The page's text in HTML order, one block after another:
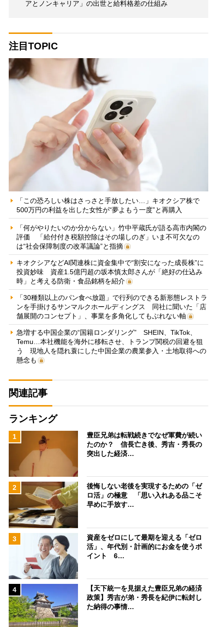
アとノンキャリア」の出世と給料格差の仕組み
注目TOPIC
「この恐ろしい株はさっさと手放したい…」キオクシア株で
500万円の利益を出した女性が“夢よもう一度”と再購入
「何がやりたいのか分からない」竹中平蔵氏が語る高市内閣の
評価 「給付付き税額控除はその場しのぎ」いま不可欠なの
は“社会保障制度の改革議論”と指摘
キオクシアなどAI関連株に資金集中で“割安になった成長株”に
投資妙味 資産1.5億円超の坂本慎太郎さんが「絶好の仕込み
時」と考える防衛・食品銘柄を紹介
「30種類以上のパン食べ放題」で行列のできる新形態レストラ
ンを手掛けるサンマルクホールディングス 同社に聞いた「店
舗展開のコンセプト」、事業を多角化してもぶれない軸
急増する中国企業の“国籍ロンダリング” SHEIN、TikTok、
Temu…本社機能を海外に移転させ、トランプ関税の回避を狙
う 現地人を隠れ蓑にした中国企業の農業参入・土地取得への
懸念も
関連記事
ランキング
1
豊臣兄弟は転戦続きでなぜ軍費が続い
たのか？ 信長亡き後、秀吉・秀長の
突出した経済…
2
後悔しない老後を実現するための「ゼ
ロ活」の極意 「思い入れある品こそ
早めに手放す…
3
資産をゼロにして最期を迎える「ゼロ
活」、年代別・計画的にお金を使うポ
イント 6…
4
【天下統一を見据えた豊臣兄弟の経済
政策】秀吉が弟・秀長を紀伊に転封し
た納得の事情…